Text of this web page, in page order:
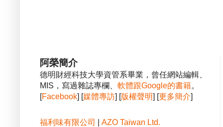
阿榮簡介
德明財經科技大學資管系畢業，曾任網站編輯、
MIS，寫過雜誌專欄、 軟體跟Google的書籍。
[Facebook] [媒體專訪] [版權聲明] [更多簡介]
福利味有限公司
AZO Taiwan Ltd.